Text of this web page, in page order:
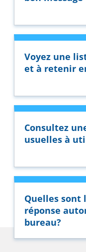
Voyez une
et à retenir
Consultez
usuelles à
Quelles sont
réponse
bureau?